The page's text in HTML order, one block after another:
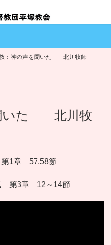
：神の声を聞いた 北川牧師
1章 57,58節
第3章 12～14節